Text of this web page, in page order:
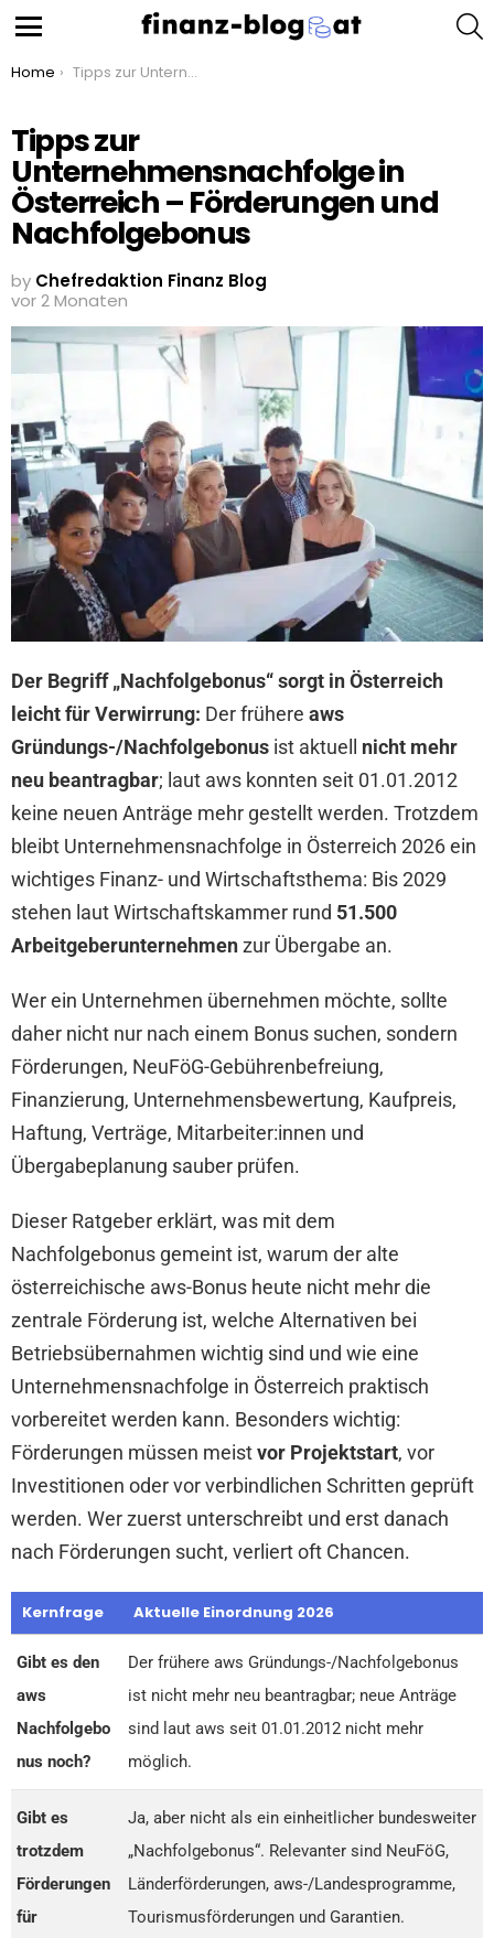
You are here:
Home Tipps zur Unternehmensnachfolge in Österreich – Förderungen und Nachfolgebonus
Tipps zur
Unternehmensnachfolge in
Österreich – Förderungen und
Nachfolgebonus
by Chefredaktion Finanz Blog
vor 2 Monaten
Der Begriff „Nachfolgebonus“ sorgt in Österreich
leicht für Verwirrung: Der frühere aws
Gründungs-/Nachfolgebonus ist aktuell nicht mehr
neu beantragbar; laut aws konnten seit 01.01.2012
keine neuen Anträge mehr gestellt werden. Trotzdem
bleibt Unternehmensnachfolge in Österreich 2026 ein
wichtiges Finanz- und Wirtschaftsthema: Bis 2029
stehen laut Wirtschaftskammer rund 51.500
Arbeitgeberunternehmenzur Übergabe an.
Wer ein Unternehmen übernehmen möchte, sollte
daher nicht nur nach einem Bonus suchen, sondern
Förderungen, NeuFöG-Gebührenbefreiung,
Finanzierung, Unternehmensbewertung, Kaufpreis,
Haftung, Verträge, Mitarbeiter:innen und
Übergabeplanung sauber prüfen.
Dieser Ratgeber erklärt, was mit dem
Nachfolgebonus gemeint ist, warum der alte
österreichische aws-Bonus heute nicht mehr die
zentrale Förderung ist, welche Alternativen bei
Betriebsübernahmen wichtig sind und wie eine
Unternehmensnachfolge in Österreich praktisch
vorbereitet werden kann. Besonders wichtig:
Förderungen müssen meistvor Projektstart, vor
Investitionen oder vor verbindlichen Schritten geprüft
werden. Wer zuerst unterschreibt und erst danach
nach Förderungen sucht, verliert oft Chancen.
Kernfrage Aktuelle Einordnung 2026
Gibt es den
aws
Nachfolgebo
nus noch?
Der frühere aws Gründungs-/Nachfolgebonus
ist nicht mehr neu beantragbar; neue Anträge
sind laut aws seit 01.01.2012 nicht mehr
möglich.
Gibt es
trotzdem
Förderungen
für
Ja, aber nicht als ein einheitlicher bundesweiter
„Nachfolgebonus“. Relevanter sind NeuFöG,
Länderförderungen, aws-/Landesprogramme,
Tourismusförderungen und Garantien.